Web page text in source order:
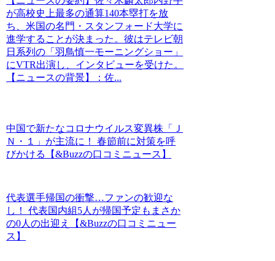
が高校史上最多の通算140本塁打を放
ち、米国の名門・スタンフォード大学に
進学することが決まった。彼はテレビ朝
日系列の「羽鳥慎一モーニングショー」
にVTR出演し、インタビューを受けた。
【ニュースの背景】：佐...
中国で新たなコロナウイルス変異株「Ｊ
Ｎ・１」が主流に！ 春節前に対策を呼
びかける【&Buzzの口コミニュース】
代表選手帰国の衝撃…ファンの歓迎な
し！ 代表国内組5人が帰国予定もまさか
の0人の出迎え【&Buzzの口コミニュー
ス】